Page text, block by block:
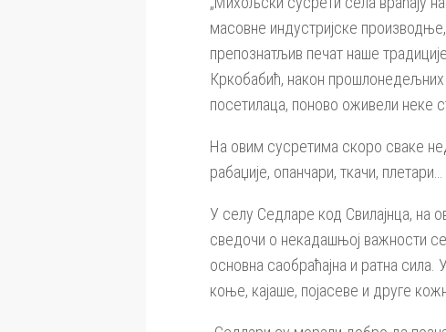
масовне индустријске производње,
препознатљив печат наше
Кркобабић, након
посетилаца, поново оживели неке
На овим сусретима скоро сваке
рабаџије, опанчари, ткачи,
У селу Седларе код Свилајнца, на
сведочи о некадашњој важности
основна саобраћајна и ратна сила.
коње, кајаше, појасеве и друге